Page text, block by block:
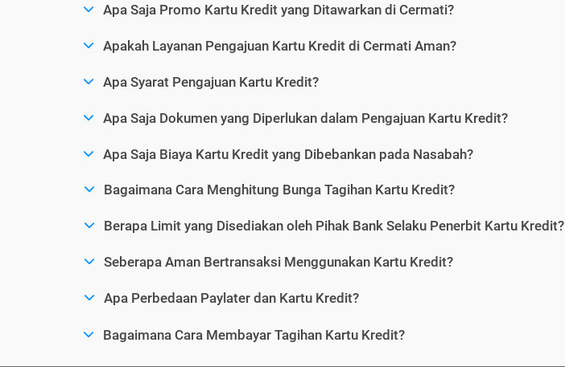
Apa Saja Promo Kartu Kredit yang Ditawarkan di Cermati?
Apakah Layanan Pengajuan Kartu Kredit di Cermati Aman?
Apa Syarat Pengajuan Kartu Kredit?
Apa Saja Dokumen yang Diperlukan dalam Pengajuan Kartu Kredit?
Apa Saja Biaya Kartu Kredit yang Dibebankan pada Nasabah?
Bagaimana Cara Menghitung Bunga Tagihan Kartu Kredit?
Berapa Limit yang Disediakan oleh Pihak Bank Selaku Penerbit Kartu Kredit?
Seberapa Aman Bertransaksi Menggunakan Kartu Kredit?
Apa Perbedaan Paylater dan Kartu Kredit?
Bagaimana Cara Membayar Tagihan Kartu Kredit?